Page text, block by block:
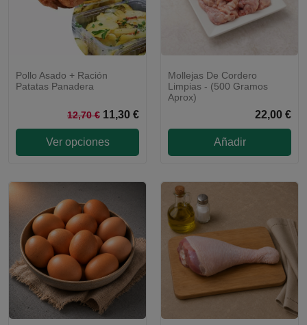
Pollo Asado + Ración
Patatas Panadera
12,70 € 11,30 €
Ver opciones
Mollejas De Cordero
Limpias - (500 Gramos
Aprox)
22,00 €
Añadir